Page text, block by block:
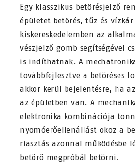
Egy klasszikus betörésjelző
épületet betörés, tűz és
kiskereskedelemben az
vészjelző gomb segítségével
is indíthatnak. A
továbbfejlesztve a betöréses
akkor kerül bejelentésre, ha
az épületben van. A
elektronika kombinációja
nyomóerőellenállást okoz a
riasztás azonnal működésbe
betörő megpróbál betörni.